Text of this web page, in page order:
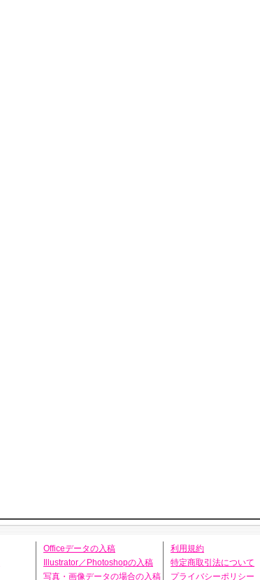
Officeデータの入稿
Illustrator／Photoshopの入稿
写真・画像データの場合の入稿
利用規約
特定商取引法について
プライバシーポリシー